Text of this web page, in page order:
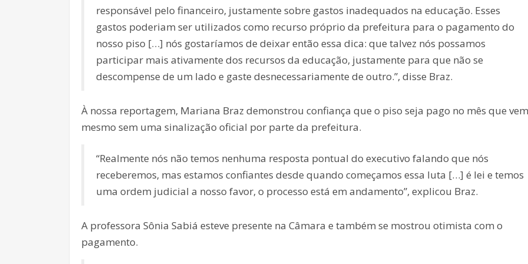
responsável pelo financeiro, justamente sobre gastos inadequados na educação. Esses
gastos poderiam ser utilizados como recurso próprio da prefeitura para o pagamento do
nosso piso […] nós gostaríamos de deixar então essa dica: que talvez nós possamos
participar mais ativamente dos recursos da educação, justamente para que não se
descompense de um lado e gaste desnecessariamente de outro.”, disse Braz.
À nossa reportagem, Mariana Braz demonstrou confiança que o piso seja pago no mês que
mesmo sem uma sinalização oficial por parte da prefeitura.
“Realmente nós não temos nenhuma resposta pontual do executivo falando que nós
receberemos, mas estamos confiantes desde quando começamos essa luta […] é lei e temos
uma ordem judicial a nosso favor, o processo está em andamento”, explicou Braz.
A professora Sônia Sabiá esteve presente na Câmara e também se mostrou otimista com o
pagamento.